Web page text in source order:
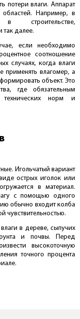
потери влаги. Аппарат
Например, в
строительстве,
далее.
если необходимо
соотношение
случаях, когда влаги
применять влагомер, а
объект. Это
где обязательным
технических норм и
Игольчатый вариант
острых иголок или
в материал.
с помощью одного
обычно входит колба
чувствительностью.
в дереве, сыпучих
и почвы. Перед
высокоточную
точного процента